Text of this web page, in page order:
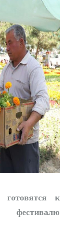
к
фестивалю